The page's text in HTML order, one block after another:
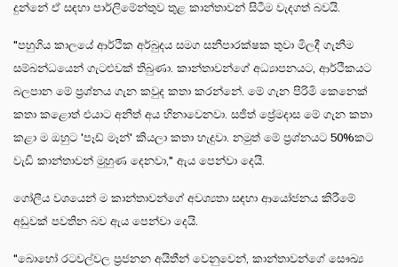
දුන්නේ ඒ සඳහා පාර්ලිමේන්තුව තුළ කාන්තාවන් සිටීම වැදගත් බවයි.
"පහුගිය කාලයේ ආර්ථික අර්බුදය සමග සනීපාරක්ෂක තුවා මිලදී ගැනීම
සම්බන්ධයෙන් ගැටළුවක් තිබුණා. කාන්තාවන්ගේ අධ්‍යාපනයට, ආර්ථිකයට
බලපාන මේ ප්‍රශ්නය ගැන කවුද කතා කරන්නේ. මේ ගැන පිරිමි කෙනෙක්
කතා කළොත් එයාට අනිත් අය හිනාවෙනවා. සජිත් ප්‍රේමදාස මේ ගැන කතා
කළා ම ඔහුට 'පෑඩ් මෑන්' කියලා කතා හැදුවා. නමුත් මේ ප්‍රශ්නයට 50%කට
වැඩි කාන්තාවන් මුහුණ දෙනවා," ඇය පෙන්වා දෙයි.
ගෝලීය වශයෙන් ම කාන්තාවන්ගේ අවශ්‍යතා සඳහා ආයෝජනය කිරීමේ
අඩුවක් පවතින බව ඇය පෙන්වා දෙයි.
"බොහෝ රටවල්වල ප්‍රජනන අයිතීන් වෙනුවෙන්, කාන්තාවන්ගේ සෞඛ්‍ය